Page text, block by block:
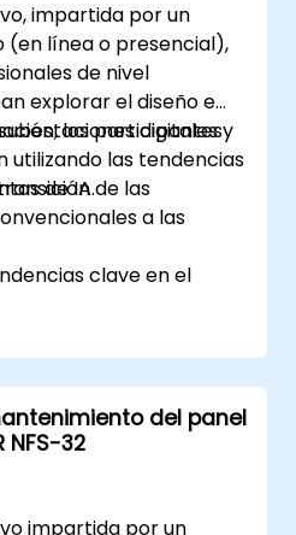
impartida por un
(en línea o presencial),
de nivel
explorar el diseño e
digitales y
utilizando las tendencias
de IA.
los participantes
de las
a las
clave en el
IA en el diseño y
eléctricas y
como Python,
para obtener
del panel
NFS-32
impartida por un